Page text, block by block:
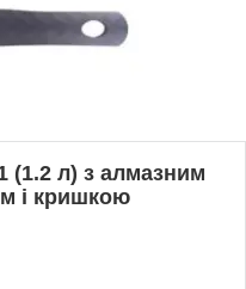
(1.2 л) з алмазним
і кришкою